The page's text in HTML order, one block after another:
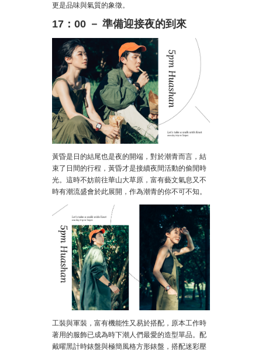
更是品味與氣質的象徵。
17：00 － 準備迎接夜的到來
黃昏是日的結尾也是夜的開端，對於潮青而言，結
束了日間的行程，黃昏才是接續夜間活動的偷閒時
光。這時不妨前往華山大草原，富有藝文氣息又不
時有潮流盛會於此展開，作為潮青的你不可不知。
工裝與軍裝，富有機能性又易於搭配，原本工作時
著用的服飾已成為時下潮人們最愛的造型單品。配
戴曜黑計時錶盤與極簡風格方形錶盤，搭配迷彩壓